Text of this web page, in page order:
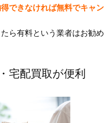
できなければ無料でキャ
ら有料という業者はお勧め
宅配買取が便利